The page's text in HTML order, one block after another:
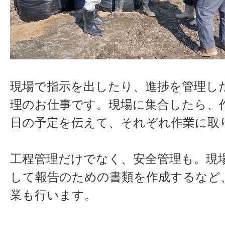
現場で指示を出したり、進捗を管理し
理のお仕事です。現場に集合したら、
日の予定を伝えて、それぞれ作業に取
工程管理だけでなく、安全管理も。現
して報告のための書類を作成するなど
業も行います。